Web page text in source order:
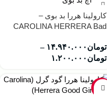
کارولینا هررا بد بوی –
CAROLINA HERRERA Bad
تومان ۱۴.۹۴۰.۰۰۰ –
تومان ۱.۲۰۰.۰۰۰
-32%